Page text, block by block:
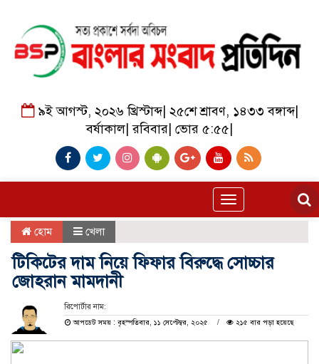
৯ই আগস্ট, ২০২৬ খ্রিস্টাব্দ| ২৫শে শ্রাবণ, ১৪৩৩ বঙ্গাব্দ|
বর্ষাকাল|রবিবার ভোর ৫:৫৫
Toggle
navigation
হোম খেলা
টিকিটের দাম নিয়ে ফিফার বিরুদ্ধে সোচ্চার
জোহরান মামদানী
রিপোর্টার নাম:
আপডেট সময় : বৃহস্পতিবার, ১১ সেপ্টেম্বর, ২০২৫
২১৫ বার পড়া হয়েছে